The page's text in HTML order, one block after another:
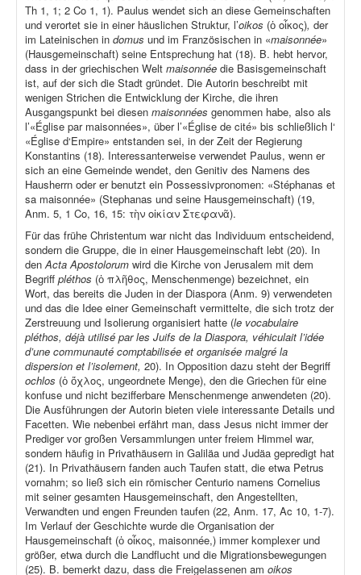
Th 1, 1; 2 Co 1, 1). Paulus wendet sich an diese Gemeinschaften
und verortet sie in einer häuslichen Struktur, l’oikos (ὁ οἶκος), der
im Lateinischen in domus und im Französischen in «maisonnée»
(Hausgemeinschaft) seine Entsprechung hat (18). B. hebt hervor,
dass in der griechischen Welt maisonnée die Basisgemeinschaft
ist, auf der sich die Stadt gründet. Die Autorin beschreibt mit
wenigen Strichen die Entwicklung der Kirche, die ihren
Ausgangspunkt bei diesen maisonnées genommen habe, also als
l’«Église par maisonnées», über l’«Église de cité» bis schließlich l‘
«Église d‘Empire» entstanden sei, in der Zeit der Regierung
Konstantins (18). Interessanterweise verwendet Paulus, wenn er
sich an eine Gemeinde wendet, den Genitiv des Namens des
Hausherrn oder er benutzt ein Possessivpronomen: «Stéphanas et
sa maisonnée» (Stephanas und seine Hausgemeinschaft) (19,
Anm. 5, 1 Co, 16, 15: τὴν οἰκίαν Στεφανᾶ).
Für das frühe Christentum war nicht das Individuum entscheidend,
sondern die Gruppe, die in einer Hausgemeinschaft lebt (20). In
denActa Apostolorum wird die Kirche von Jerusalem mit dem
Begriff pléthos (ὁ πλῆθος, Menschenmenge) bezeichnet, ein
Wort, das bereits die Juden in der Diaspora (Anm. 9) verwendeten
und das die Idee einer Gemeinschaft vermittelte, die sich trotz der
Zerstreuung und Isolierung organisiert hatte (le vocabulaire
pléthos, déjà utilisé par les Juifs de la Diaspora, véhiculait l’idée
d’une communauté comptabilisée et organisée malgré la
dispersion et l’isolement, 20). In Opposition dazu steht der Begriff
ochlos (ὁ ὄχλος, ungeordnete Menge), den die Griechen für eine
konfuse und nicht bezifferbare Menschenmenge anwendeten (20).
Die Ausführungen der Autorin bieten viele interessante Details und
Facetten. Wie nebenbei erfährt man, dass Jesus nicht immer der
Prediger vor großen Versammlungen unter freiem Himmel war,
sondern häufig in Privathäusern in Galiläa und Judäa gepredigt hat
(21). In Privathäusern fanden auch Taufen statt, die etwa Petrus
vornahm; so ließ sich ein römischer Centurio namens Cornelius
mit seiner gesamten Hausgemeinschaft, den Angestellten,
Verwandten und engen Freunden taufen (22, Anm. 17, Ac 10, 1-7).
Im Verlauf der Geschichte wurde die Organisation der
Hausgemeinschaft (ὁ οἶκος, maisonnée,) immer komplexer und
größer, etwa durch die Landflucht und die Migrationsbewegungen
(25). B. bemerkt dazu, dass die Freigelassenen am oikos